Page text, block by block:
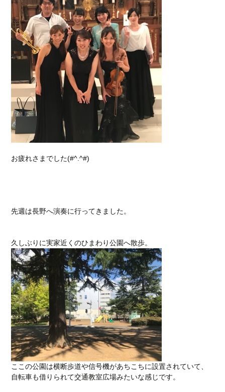
お疲れさまでした(#^.^#)
先週は長野へ演奏に行ってきました。
久しぶりに実家近くのひまわり公園へ散歩。
ここの公園は横断歩道や信号機があちこちに設置されていて、
自転車も借りられて交通教室広場みたいな感じです。